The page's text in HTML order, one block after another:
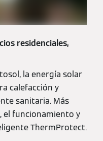
residenciales,
la energía solar
calefacción y
sanitaria. Más
el funcionamiento y
ThermProtect.